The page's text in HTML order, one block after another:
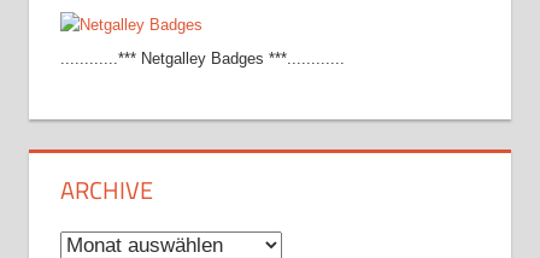
............*** Netgalley Badges ***............
ARCHIVE
Archive